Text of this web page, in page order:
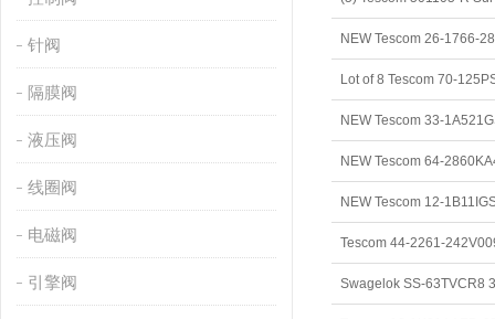
针阀
隔膜阀
液压阀
线圈阀
电磁阀
引擎阀